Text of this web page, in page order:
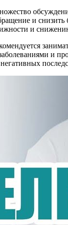
и
и
и